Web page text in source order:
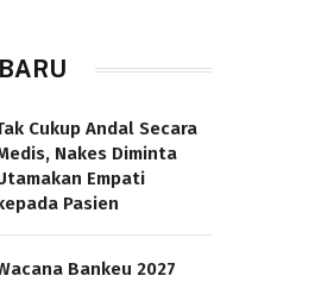
Cukup Andal Secara
Nakes Diminta
Empati
Pasien
Bankeu 2027